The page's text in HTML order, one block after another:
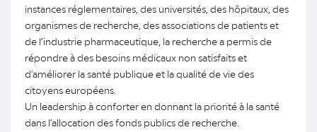
instances réglementaires, des universités, des hôpitaux, des
organismes de recherche, des associations de patients et
de l’industrie pharmaceutique, la recherche a permis de
répondre à des besoins médicaux non satisfaits et
d'améliorer la santé publique et la qualité de vie des
citoyens européens.
Un leadership à conforter en donnant la priorité à la santé
dans l’allocation des fonds publics de recherche.